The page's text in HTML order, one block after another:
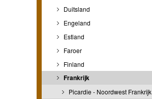
Duitsland
Engeland
Estland
Faroer
Finland
Frankrijk
Picardie - Noordwest Frankrijk